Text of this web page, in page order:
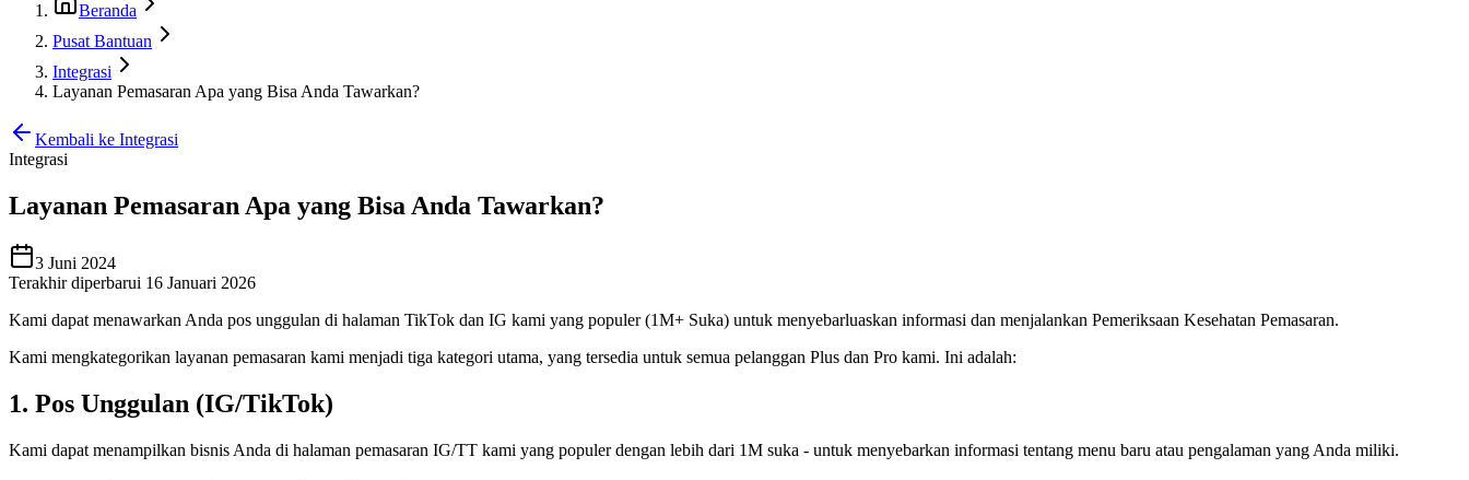
Beranda
Pusat Bantuan
Integrasi
Layanan Pemasaran Apa yang Bisa Anda Tawarkan?
Kembali ke Integrasi
Integrasi
Layanan Pemasaran Apa yang Bisa Anda Tawarkan?
3 Juni 2024
Terakhir diperbarui 16 Januari 2026
Kami dapat menawarkan Anda pos unggulan di halaman TikTok dan IG kami yang populer (1M+ Suka) untuk menyebarluaskan informasi dan menjalankan Pemeriksaan Kesehatan Pemasaran.
Kami mengkategorikan layanan pemasaran kami menjadi tiga kategori utama, yang tersedia untuk semua pelanggan Plus dan Pro kami. Ini adalah:
1. Pos Unggulan (IG/TikTok)
Kami dapat menampilkan bisnis Anda di halaman pemasaran IG/TT kami yang populer dengan lebih dari 1M suka - untuk menyebarkan informasi tentang menu baru atau pengalaman yang Anda miliki.